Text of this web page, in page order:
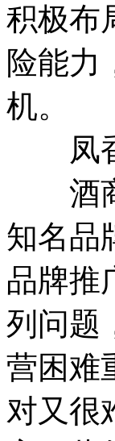
积极布
险能力
机。
凤香
酒商
知名品
品牌推
列问题
营困难
对又很